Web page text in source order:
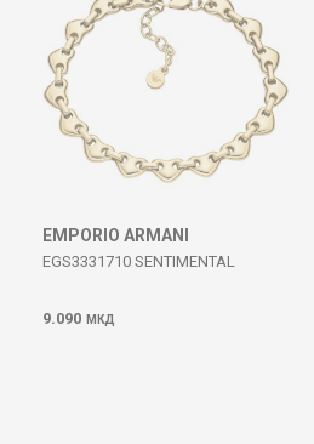
EMPORIO ARMANI
EGS3331710 SENTIMENTAL
9.090 МКД